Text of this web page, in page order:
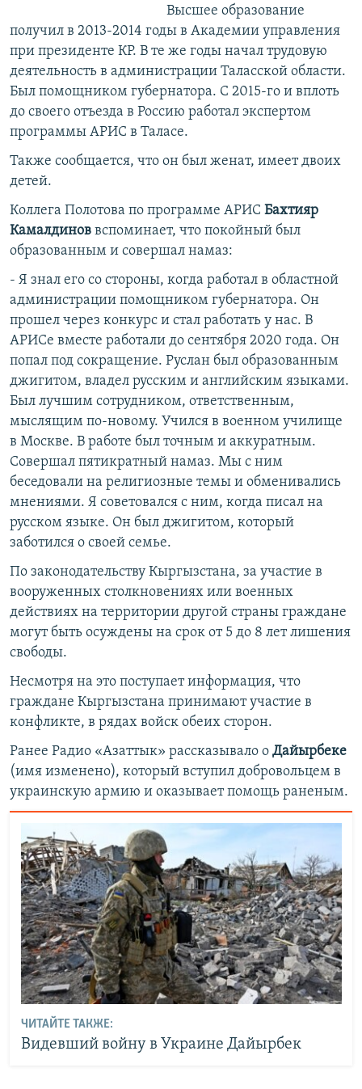
Высшее образование
получил в 2013-2014 годы в Академии управления
при президенте КР. В те же годы начал трудовую
деятельность в администрации Таласской области.
Был помощником губернатора. С 2015-го и вплоть
до своего отъезда в Россию работал экспертом
программы АРИС в Таласе.
Также сообщается, что он был женат, имеет двоих
детей.
Коллега Полотова по программе АРИС Бахтияр
Камалдинов вспоминает, что покойный был
образованным и совершал намаз:
- Я знал его со стороны, когда работал в областной
администрации помощником губернатора. Он
прошел через конкурс и стал работать у нас. В
АРИСе вместе работали до сентября 2020 года. Он
попал под сокращение. Руслан был образованным
джигитом, владел русским и английским языками.
Был лучшим сотрудником, ответственным,
мыслящим по-новому. Учился в военном училище
в Москве. В работе был точным и аккуратным.
Совершал пятикратный намаз. Мы с ним
беседовали на религиозные темы и обменивались
мнениями. Я советовался с ним, когда писал на
русском языке. Он был джигитом, который
заботился о своей семье.
По законодательству Кыргызстана, за участие в
вооруженных столкновениях или военных
действиях на территории другой страны граждане
могут быть осуждены на срок от 5 до 8 лет лишения
свободы.
Несмотря на это поступает информация, что
граждане Кыргызстана принимают участие в
конфликте, в рядах войск обеих сторон.
Ранее Радио «Азаттык» рассказывало о Дайырбеке
(имя изменено), который вступил добровольцем в
украинскую армию и оказывает помощь раненым.
ЧИТАЙТЕ ТАКЖЕ:
Видевший войну в Украине Дайырбек